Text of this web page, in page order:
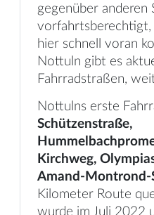
gegenüber anderen
vorfahrtsberechtigt,
hier schnell voran
Nottuln gibt es
Fahrradstraßen,
Nottulns erste
Schützenstraße,
Kirchweg,
Amand-Montrond-
Kilometer Route
wurde im Juli 2022